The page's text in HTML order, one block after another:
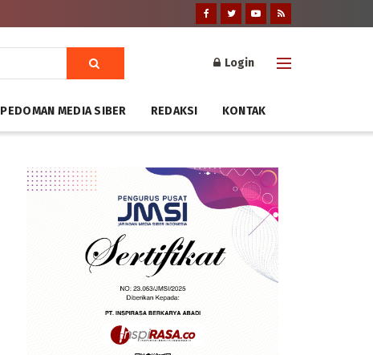
Login
PEDOMAN MEDIA SIBER REDAKSI KONTAK